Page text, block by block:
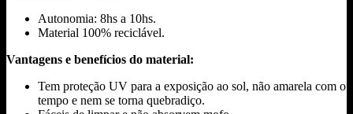
Autonomia: 8hs a 10hs.
Material 100% reciclável.
Vantagens e benefícios do material:
Tem proteção UV para a exposição ao sol, não amarela com o
tempo e nem se torna quebradiço.